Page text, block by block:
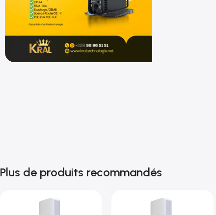
Plus de produits recommandés